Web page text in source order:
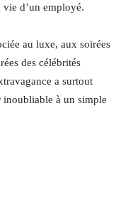
d’un employé.
au luxe, aux soirées
des célébrités
a surtout
à un simple